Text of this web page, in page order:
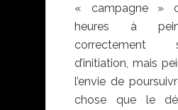
« campagne »
heures à
d’initiation, mais
l’envie de
chose que le